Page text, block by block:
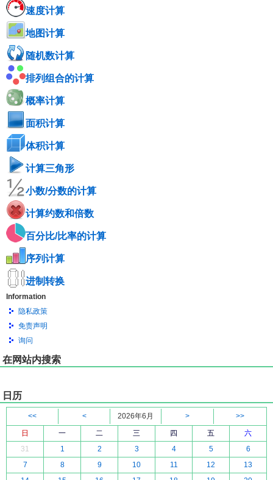
速度计算
地图计算
随机数计算
排列组合的计算
概率计算
面积计算
体积计算
计算三角形
小数/分数的计算
计算约数和倍数
百分比/比率的计算
序列计算
进制转换
Information
隐私政策
免责声明
询问
在网站内搜索
日历
<< < 2026年6月 >
>>
日
一 二 三 四 五
六
31
1 2 3 4 5
6
7
8 9 10 11 12
13